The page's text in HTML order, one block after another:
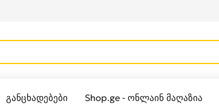
განცხადებები Shop.ge - ონლაინ მაღაზია